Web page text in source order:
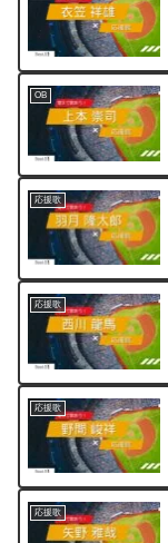
OB
応援歌
応援歌
応援歌
応援歌